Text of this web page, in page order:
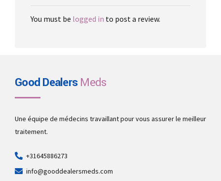
You must be logged in to post a review.
Good DealersMeds
Une équipe de médecins travaillant pour vous assurer le meilleur
traitement.
+31645886273
info@gooddealersmeds.com